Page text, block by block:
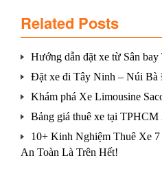
Related Posts
Hướng dẫn đặt xe từ Sân
Đặt xe đi Tây Ninh – Núi Bà
Khám phá Xe Limousine
Bảng giá thuê xe tại TPHCM
10+ Kinh Nghiệm Thuê Xe
An Toàn Là Trên Hết!